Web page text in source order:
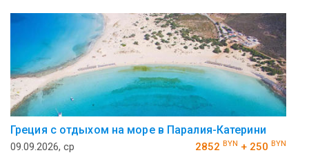
Греция с отдыхом на море в Паралия-Катерини
09.09.2026, ср 2852 BYN + 250 BYN